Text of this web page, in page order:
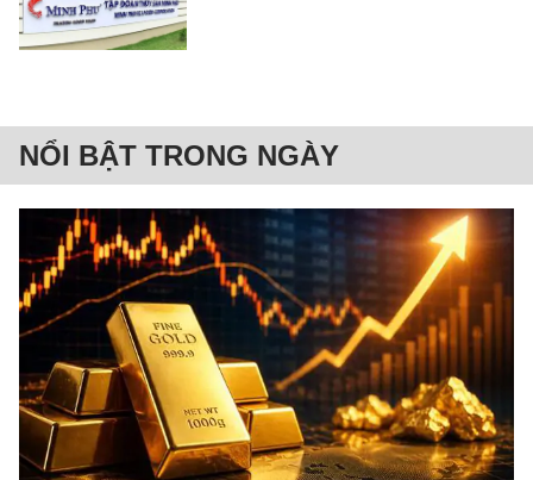
NỔI BẬT TRONG NGÀY